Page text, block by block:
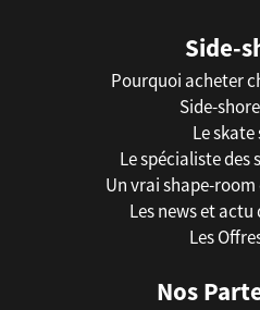
Side-
Pourquoi acheter
Side-
Le skate
Le spécialiste des
Un vrai shape-
Les news et actu
Les
Nos